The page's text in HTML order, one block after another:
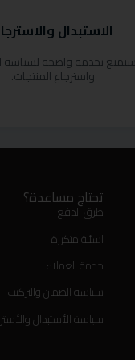
الاستبدال
بخدمة واضحة لسياسة
واسترجاع المنتجات.
تحتاج مساعدة؟
طرق الدفع
اسئلة متكررة
خدمة العملاء
سياسة الضمان والتركيب
سياسة الأستبدال